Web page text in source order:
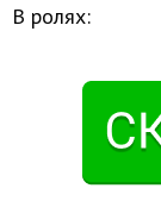
В ролях: